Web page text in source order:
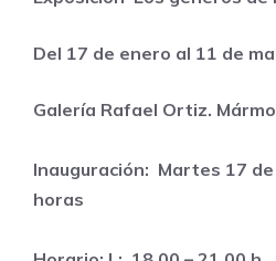
Del 17 de enero al 11 de
Galería Rafael Ortiz.
Inauguración: Martes 17
horas